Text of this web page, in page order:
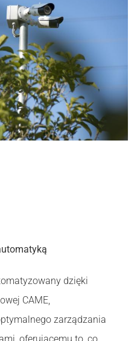
dzięki
CAME,
zarządzania